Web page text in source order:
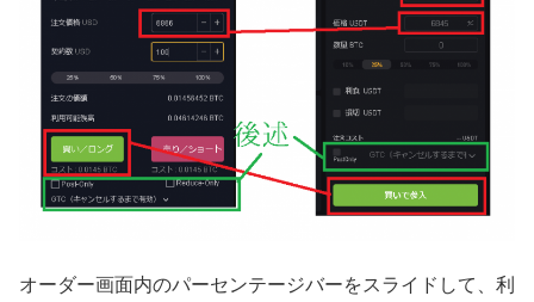
オーダー画面内のパーセンテージバーをスライドして、利